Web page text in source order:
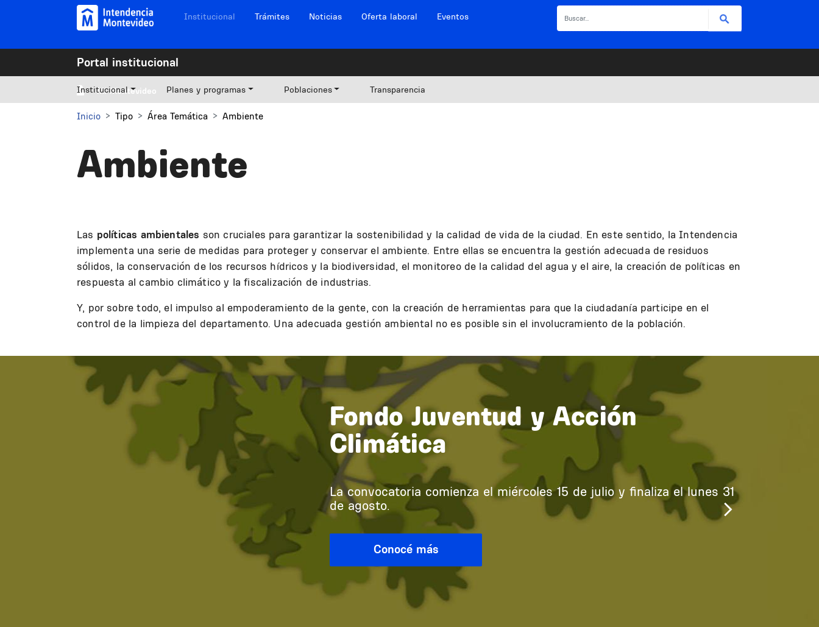
Pasar al contenido principal Navegación sitios
Institucional Trámites Noticias Oferta laboral Eventos
Portal institucional
Mi Montevideo
Institucional Planes y programas Poblaciones Transparencia
Inicio Tipo Área Temática Ambiente
Ambiente
Las políticas ambientales son cruciales para garantizar la sostenibilidad y la calidad de vida de la ciudad. En este sentido, la Intendencia
implementa una serie de medidas para proteger y conservar el ambiente. Entre ellas se encuentra la gestión adecuada de residuos
sólidos, la conservación de los recursos hídricos y la biodiversidad, el monitoreo de la calidad del agua y el aire, la creación de políticas en
respuesta al cambio climático y la fiscalización de industrias.
Y, por sobre todo, el impulso al empoderamiento de la gente, con la creación de herramientas para que la ciudadanía participe en el
control de la limpieza del departamento. Una adecuada gestión ambiental no es posible sin el involucramiento de la población.
Fondo Juventud y Acción
Climática
La convocatoria comienza el miércoles 15 de julio y finaliza el lunes 31
de agosto.
Conocé más